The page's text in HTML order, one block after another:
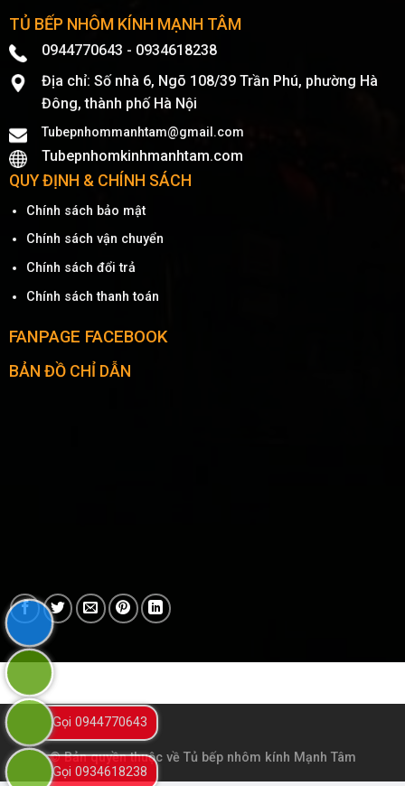
TỦ BẾP NHÔM KÍNH MẠNH TÂM
0944770643 - 0934618238
Địa chỉ: Số nhà 6, Ngõ 108/39 Trần Phú, phường Hà
Đông, thành phố Hà Nội
Tubepnhommanhtam@gmail.com
Tubepnhomkinhmanhtam.com
QUY ĐỊNH & CHÍNH SÁCH
Chính sách bảo mật
Chính sách vận chuyển
Chính sách đổi trả
Chính sách thanh toán
FANPAGE FACEBOOK
BẢN ĐỒ CHỈ DẪN
Gọi 0944770643
Gọi 0934618238
© Bản quyền thuộc về Tủ bếp nhôm kính Mạnh Tâm